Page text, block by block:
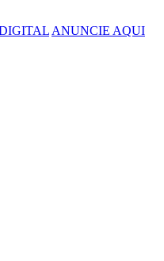
ANUNCIE AQUI